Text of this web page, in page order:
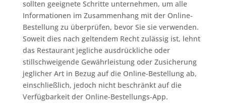
sollten geeignete Schritte unternehmen, um alle
Informationen im Zusammenhang mit der Online-
Bestellung zu überprüfen, bevor Sie sie verwenden.
Soweit dies nach geltendem Recht zulässig ist, lehnt
das Restaurant jegliche ausdrückliche oder
stillschweigende Gewährleistung oder Zusicherung
jeglicher Art in Bezug auf die Online-Bestellung ab,
einschließlich, jedoch nicht beschränkt auf die
Verfügbarkeit der Online-Bestellungs-App.